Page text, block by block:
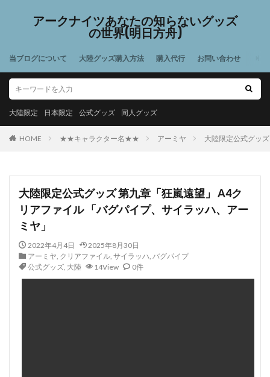
アークナイツあなたの知らないグッズ
の世界(明日方舟)
当ブログについて 大陸グッズ購入方法 購入代行 お問い合わせ
大陸限定 日本限定 公式グッズ 同人グッズ
HOME ★★キャラクター名★★ アーミヤ 大陸限定公式グッ
大陸限定公式グッズ 第九章「狂嵐遠望」 A4ク
リアファイル 「バグパイプ、サイラッハ、アー
ミヤ」
2022年4月4日
2025年8月30日
アーミヤ, クリアファイル, サイラッハ, バグパイプ
公式グッズ, 大陸 14View 0件